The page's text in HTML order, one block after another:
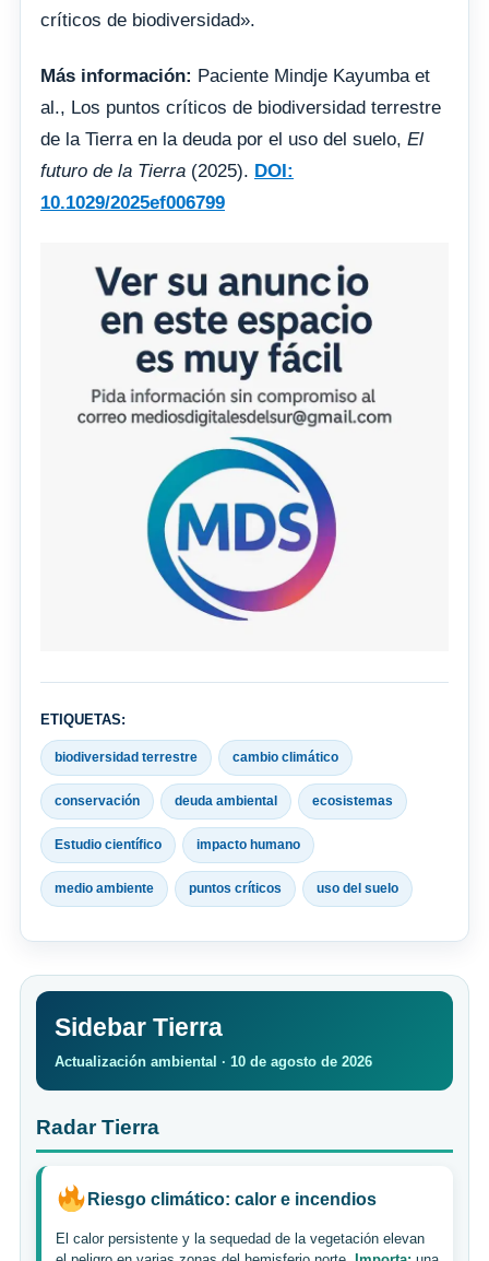
críticos de biodiversidad».
Más información: Paciente Mindje Kayumba et
al., Los puntos críticos de biodiversidad terrestre
de la Tierra en la deuda por el uso del suelo, El
futuro de la Tierra (2025). DOI:
10.1029/2025ef006799
ETIQUETAS:
biodiversidad terrestre cambio climático
conservación deuda ambiental ecosistemas
Estudio científico impacto humano
medio ambiente puntos críticos uso del suelo
Sidebar Tierra
Actualización ambiental · 10 de agosto de 2026
Radar Tierra
Riesgo climático: calor e incendios
El calor persistente y la sequedad de la vegetación elevan